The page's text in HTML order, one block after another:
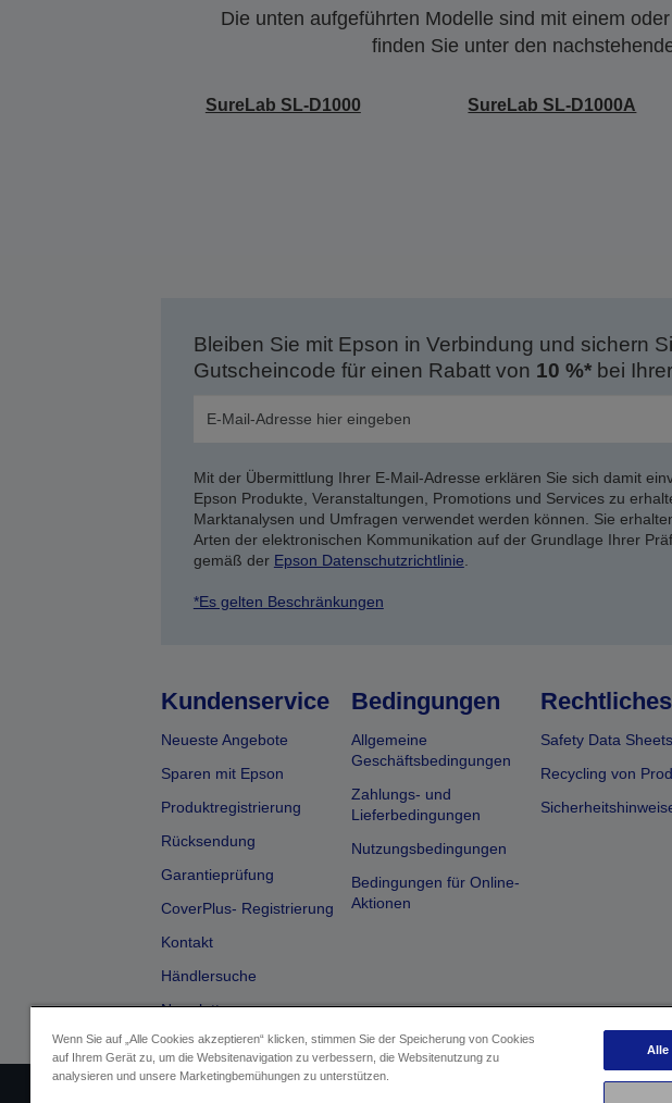
Die unten aufgeführten Modelle sind mit einem
finden Sie unter den
SureLab SL-D1000 SureLab SL-D1000A
Bleiben Sie mit Epson in Verbindung und sichern
Gutscheincode für einen Rabatt von 10 %*bei
Mit der Übermittlung Ihrer E-Mail-Adresse erklären Sie sich damit
Epson Produkte, Veranstaltungen, Promotions und Services zu
Marktanalysen und Umfragen verwendet werden können. Sie
Arten der elektronischen Kommunikation auf der Grundlage Ihrer
gemäß der Epson Datenschutzrichtlinie
*Es gelten Beschränkungen
Kundenservice
Neueste Angebote
Sparen mit Epson
Produktregistrierung
Rücksendung
Garantieprüfung
CoverPlus- Registrierung
Kontakt
Händlersuche
Newsletter
Bedingungen
Allgemeine
Geschäftsbedingungen
Zahlungs- und
Lieferbedingungen
Nutzungsbedingungen
Bedingungen für Online-
Aktionen
Rechtliches
Safety Data Sheets
Recycling von
Wenn Sie auf „Alle Cookies akzeptieren“ klicken, stimmen Sie der Speicherung von Cookies
auf Ihrem Gerät zu, um die Websitenavigation zu verbessern, die Websitenutzung zu
analysieren und unsere Marketingbemühungen zu unterstützen.
Alle